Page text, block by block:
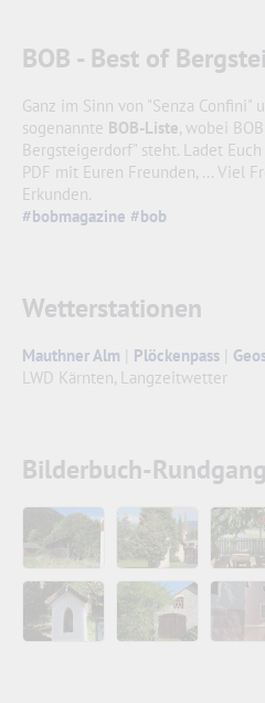
BOB - Best of
Ganz im Sinn von "Senza Confini"
sogenannte BOB-Liste, wobei
Bergsteigerdorf" steht. Ladet
PDF mit Euren Freunden, ... Viel
Erkunden.
#bobmagazine #bob
Wetterstationen
Mauthner Alm Plöckenpass
LWD Kärnten, Langzeitwetter
Bilderbuch-